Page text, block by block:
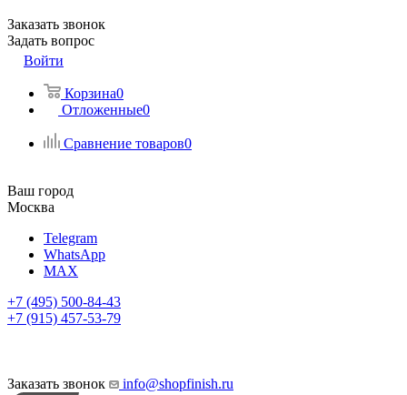
Заказать звонок
Задать вопрос
Войти
Корзина0
Отложенные0
Сравнение товаров0
Ваш город
Москва
Telegram
WhatsApp
MAX
+7 (495) 500-84-43
+7 (915) 457-53-79
Заказать звонок info@shopfinish.ru